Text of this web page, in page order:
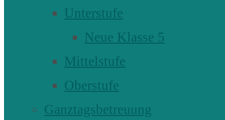
Unterstufe
Neue Klasse 5
Mittelstufe
Oberstufe
Ganztagsbetreuung